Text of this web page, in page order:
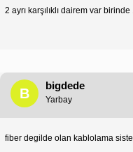
2 ayrı karşılıklı dairem var
B
bigdede
Yarbay
fiber degilde olan kablolama